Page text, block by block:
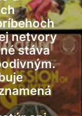
netvory
stáva